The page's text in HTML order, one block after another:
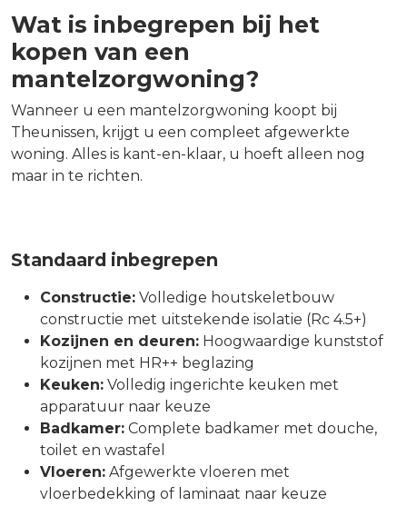
Wat is inbegrepen bij het
kopen van een
mantelzorgwoning?
Wanneer u een mantelzorgwoning koopt bij
Theunissen, krijgt u een compleet afgewerkte
woning. Alles is kant-en-klaar, u hoeft alleen nog
maar in te richten.
Standaard inbegrepen
Constructie: Volledige houtskeletbouw
constructie met uitstekende isolatie (Rc 4.5+)
Kozijnen en deuren: Hoogwaardige kunststof
kozijnen met HR++ beglazing
Keuken: Volledig ingerichte keuken met
apparatuur naar keuze
Badkamer: Complete badkamer met douche,
toilet en wastafel
Vloeren: Afgewerkte vloeren met
vloerbedekking of laminaat naar keuze